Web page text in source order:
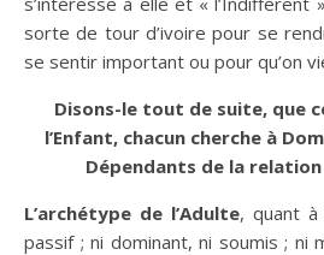
sorte de tour d’ivoire pour se
se sentir important ou pour qu’on
Disons-le tout de suite, que
l’Enfant, chacun cherche à
Dépendants de la relation
L’archétype de l’Adulte, quant à
passif ; ni dominant, ni soumis ; ni